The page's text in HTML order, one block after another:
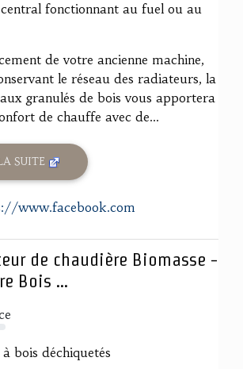
fonctionnant au fuel ou au
de votre ancienne machine,
le réseau des radiateurs, la
granulés de bois vous apportera
de chauffe avec de...
SUITE
www.facebook.com
de chaudière Biomasse -
Bois ...
bois déchiquetés